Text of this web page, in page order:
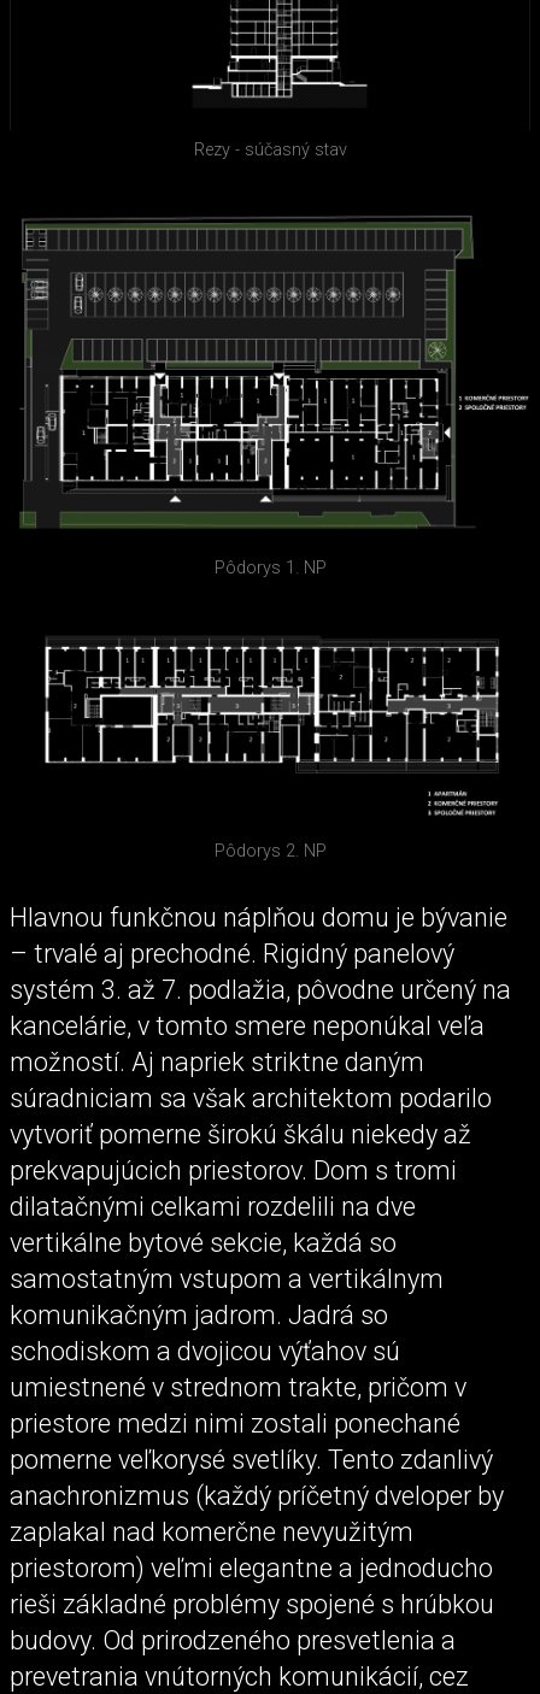
Rezy - súčasný stav
Pôdorys 1. NP
Pôdorys 2. NP
Hlavnou funkčnou náplňou domu je bývanie
– trvalé aj prechodné. Rigidný panelový
systém 3. až 7. podlažia, pôvodne určený na
kancelárie, v tomto smere neponúkal veľa
možností. Aj napriek striktne daným
súradniciam sa však architektom podarilo
vytvoriť pomerne širokú škálu niekedy až
prekvapujúcich priestorov. Dom s tromi
dilatačnými celkami rozdelili na dve
vertikálne bytové sekcie, každá so
samostatným vstupom a vertikálnym
komunikačným jadrom. Jadrá so
schodiskom a dvojicou výťahov sú
umiestnené v strednom trakte, pričom v
priestore medzi nimi zostali ponechané
pomerne veľkorysé svetlíky. Tento zdanlivý
anachronizmus (každý príčetný dveloper by
zaplakal nad komerčne nevyužitým
priestorom) veľmi elegantne a jednoducho
rieši základné problémy spojené s hrúbkou
budovy. Od prirodzeného presvetlenia a
prevetrania vnútorných komunikácií, cez